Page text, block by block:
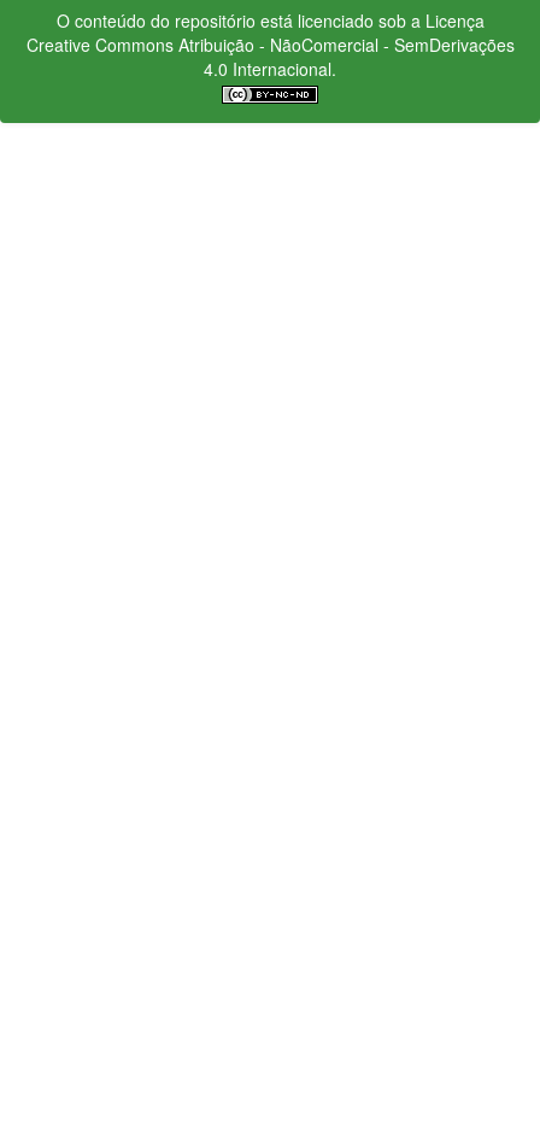
O conteúdo do repositório está licenciado sob a Licença
Creative CommonsAtribuição - NãoComercial - SemDerivações
4.0 Internacional.